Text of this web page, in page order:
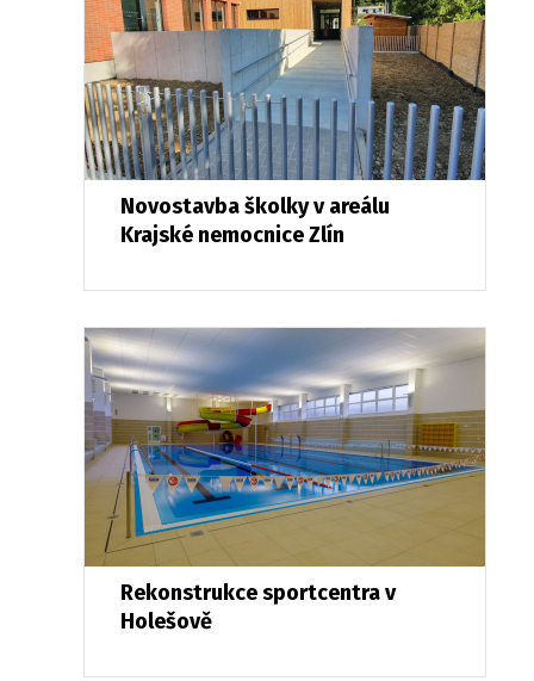
Novostavba školky v areálu
Krajské nemocnice Zlín
Rekonstrukce sportcentra v
Holešově